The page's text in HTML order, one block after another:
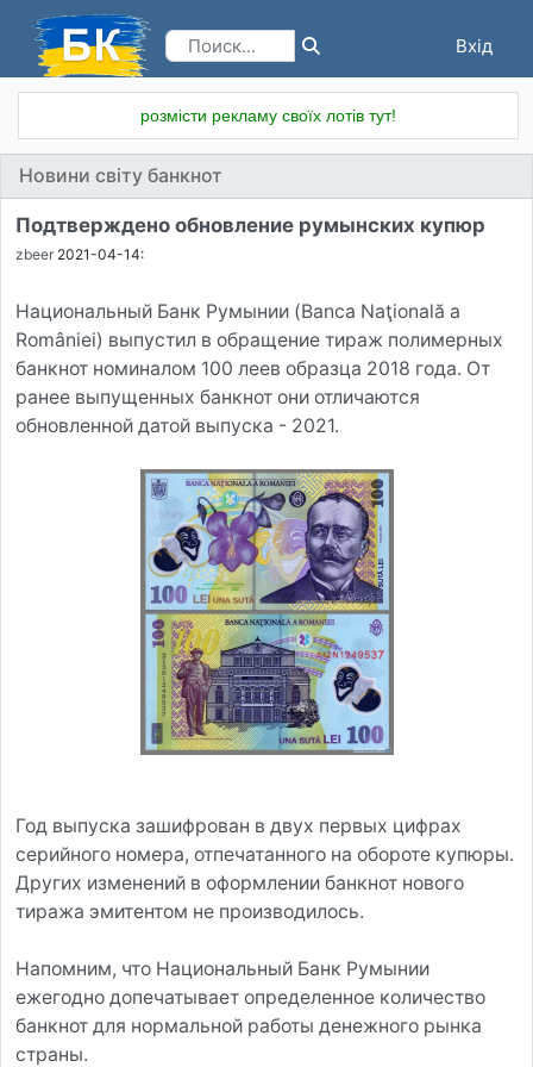
Вхід
розмісти рекламу своїх лотів тут!
Новини світу банкнот
Подтверждено обновление румынских купюр
zbeer 2021-04-14:
Национальный Банк Румынии (Banca Naţională a
României) выпустил в обращение тираж полимерных
банкнот номиналом 100 леев образца 2018 года. От
ранее выпущенных банкнот они отличаются
обновленной датой выпуска - 2021.
Год выпуска зашифрован в двух первых цифрах
серийного номера, отпечатанного на обороте купюры.
Других изменений в оформлении банкнот нового
тиража эмитентом не производилось.
Напомним, что Национальный Банк Румынии
ежегодно допечатывает определенное количество
банкнот для нормальной работы денежного рынка
страны.